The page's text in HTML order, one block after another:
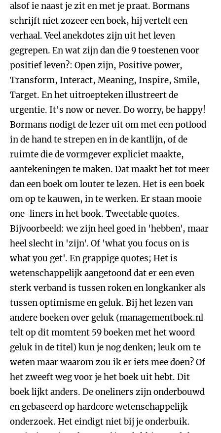
alsof ie naast je zit en met je praat. Bormans
schrijft niet zozeer een boek, hij vertelt een
verhaal. Veel anekdotes zijn uit het leven
gegrepen. En wat zijn dan die 9 toestenen voor
positief leven?: Open zijn, Positive power,
Transform, Interact, Meaning, Inspire, Smile,
Target. En het uitroepteken illustreert de
urgentie. It's now or never. Do worry, be happy!
Bormans nodigt de lezer uit om met een potlood
in de hand te strepen en in de kantlijn, of de
ruimte die de vormgever expliciet maakte,
aantekeningen te maken. Dat maakt het tot meer
dan een boek om louter te lezen. Het is een boek
om op te kauwen, in te werken. Er staan mooie
one-liners in het book. Tweetable quotes.
Bijvoorbeeld: we zijn heel goed in 'hebben', maar
heel slecht in 'zijn'. Of 'what you focus on is
what you get'. En grappige quotes; Het is
wetenschappelijk aangetoond dat er een even
sterk verband is tussen roken en longkanker als
tussen optimisme en geluk. Bij het lezen van
andere boeken over geluk (managementboek.nl
telt op dit momtent 59 boeken met het woord
geluk in de titel) kun je nog denken; leuk om te
weten maar waarom zou ik er iets mee doen? Of
het zweeft weg voor je het boek uit hebt. Dit
boek lijkt anders. De oneliners zijn onderbouwd
en gebaseerd op hardcore wetenschappelijk
onderzoek. Het eindigt niet bij je onderbuik.